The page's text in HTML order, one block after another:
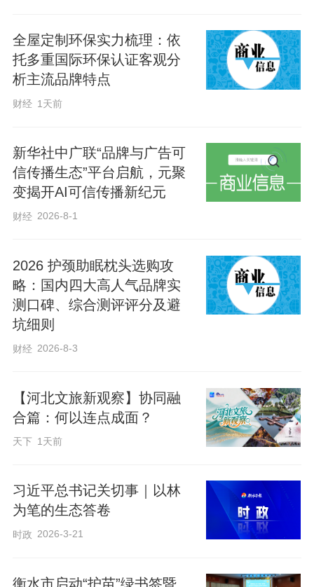
以责任守护童心。
全屋定制环保实力梳理：依
托多重国际环保认证客观分
析主流品牌特点
财经 1天前
新华社中广联“品牌与广告可
信传播生态”平台启航，元聚
变揭开AI可信传播新纪元
财经 2026-8-1
2026 护颈助眠枕头选购攻
略：国内四大高人气品牌实
测口碑、综合测评评分及避
坑细则
财经 2026-8-3
【河北文旅新观察】协同融
合篇：何以连点成面？
天下 1天前
习近平总书记关切事｜以林
为笔的生态答卷
时政 2026-3-21
衡水市启动“护苗”绿书签暨